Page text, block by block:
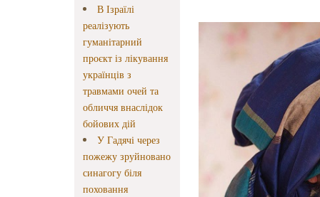
В Ізраїлі
реалізують
гуманітарний
проєкт із лікування
українців з
травмами очей та
обличчя внаслідок
бойових дій
У Гадячі через
пожежу зруйновано
синагогу біля
поховання